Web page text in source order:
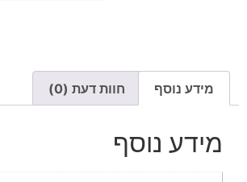
מידע נוסף חוות דעת (0)
מידע נוסף